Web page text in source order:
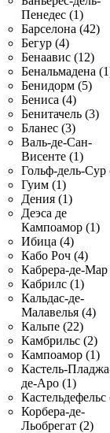
Пенедес (1)
Барселона (42)
Бегур (4)
Бенаавис (12)
Бенальмадена
Бенидорм (5)
Бениса (4)
Бенитачель (3)
Бланес (3)
Валь-де-Сан-
Висенте (1)
Гольф-дель-Сур
Гуим (1)
Дения (1)
Деэса де
Кампоамор (1)
Ибица (4)
Кабо Роч (4)
Кабрера-де-Мар
Кабрилс (1)
Кальдас-де-
Малавелья (4)
Кальпе (22)
Камбрильс (2)
Кампоамор (1)
Кастель-
де-Аро (1)
Кастельдефельс
Корбера-де-
Льобрегат (2)